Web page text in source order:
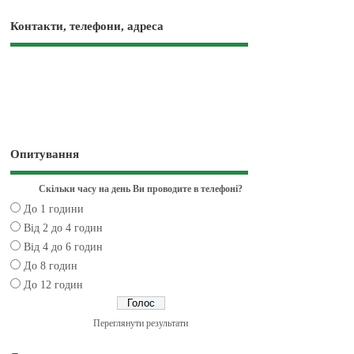
Контакти, телефони, адреса
Опитування
Скільки часу на день Ви проводите в телефоні?
До 1 години
Від 2 до 4 годин
Від 4 до 6 годин
До 8 годин
До 12 годин
Переглянути результати